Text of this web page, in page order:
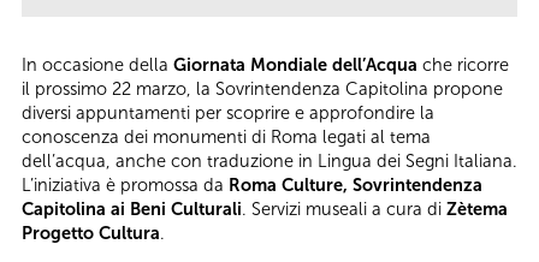
In occasione della Giornata Mondiale dell’Acqua che ricorre
il prossimo 22 marzo, la Sovrintendenza Capitolina propone
diversi appuntamenti per scoprire e approfondire la
conoscenza dei monumenti di Roma legati al tema
dell’acqua, anche con traduzione in Lingua dei Segni Italiana.
L’iniziativa è promossa da Roma Culture, Sovrintendenza
Capitolina ai Beni Culturali. Servizi museali a cura di Zètema
Progetto Cultura.